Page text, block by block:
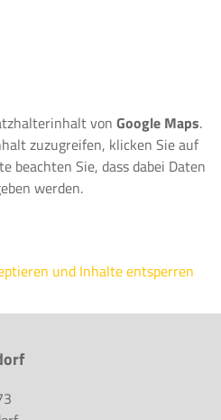
vonGoogle Maps.
zuzugreifen, klicken Sie auf
beachten Sie, dass dabei Daten
werden.
und Inhalte entsperren